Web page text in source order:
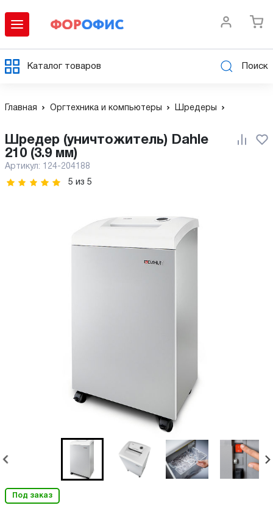
Каталог товаров Поиск
Главная Оргтехника и компьютеры Шредеры
Шредер (уничтожитель) Dahle
210 (3.9 мм)
Артикул: 124-204188
5 из 5
Под заказ